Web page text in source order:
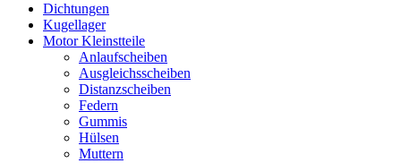
Dichtungen
Kugellager
Motor Kleinstteile
Anlaufscheiben
Ausgleichsscheiben
Distanzscheiben
Federn
Gummis
Hülsen
Muttern